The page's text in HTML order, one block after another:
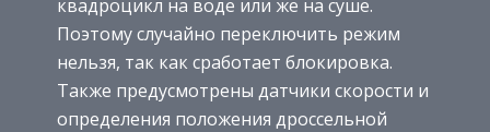
квадроцикл на воде или же на суше.
Поэтому случайно переключить режим
нельзя, так как сработает блокировка.
Также предусмотрены датчики скорости и
определения положения дроссельной